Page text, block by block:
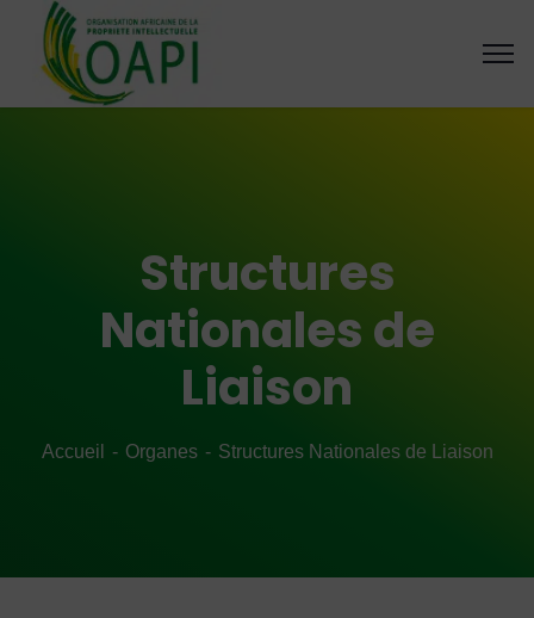
Structures
Nationales de
Liaison
Accueil Organes Structures Nationales de Liaison